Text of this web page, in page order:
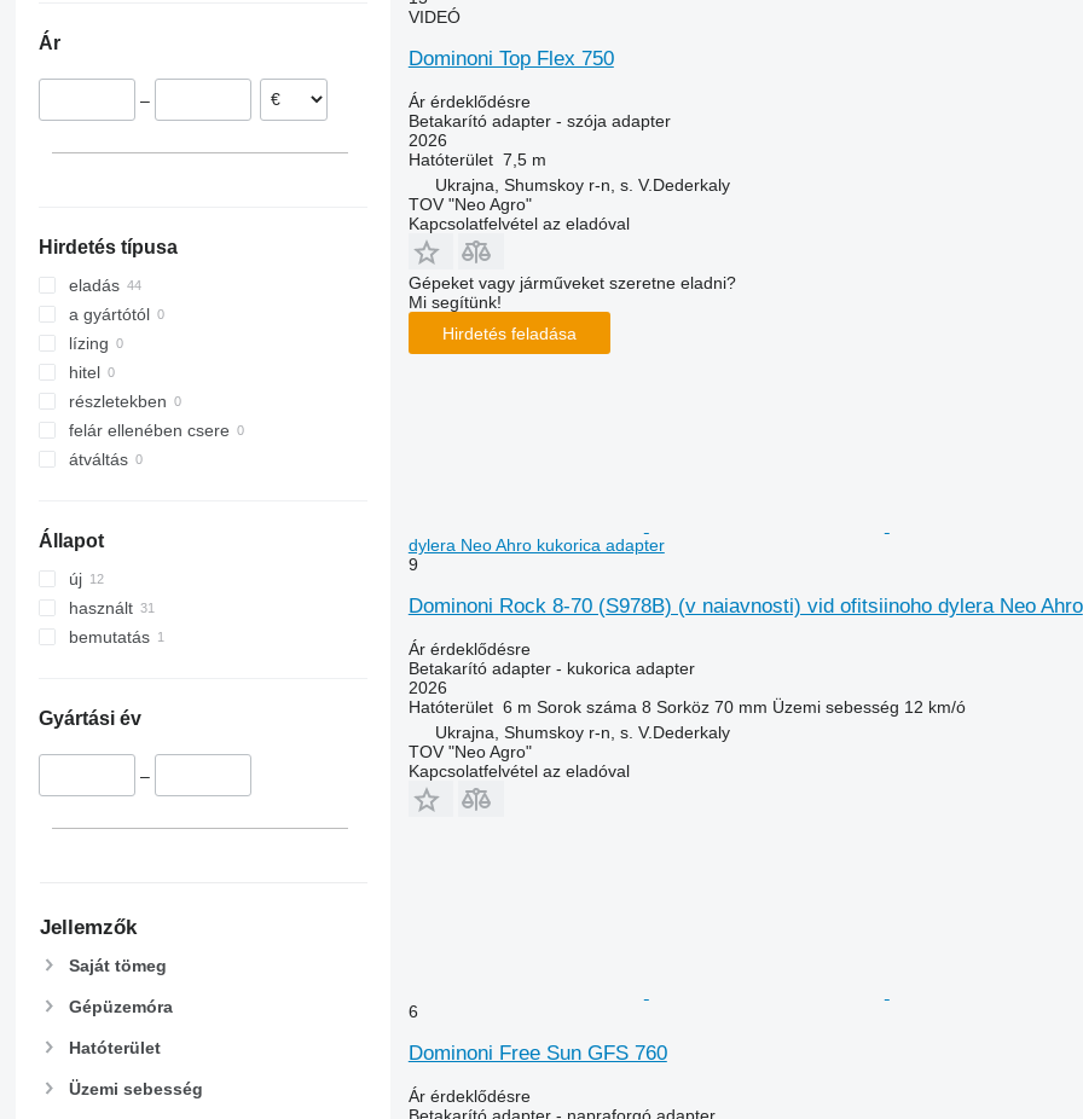
Franciaország
Khmelnytskyi
Zhytomyr
mindet mutassa
Ár
–
Hirdetés típusa
eladás
a gyártótól
lízing
hitel
részletekben
felár ellenében csere
átváltás
Állapot
új
használt
bemutatás
Gyártási év
–
Jellemzők
Saját tömeg
Gépüzemóra
Hatóterület
Üzemi sebesség
VIDEÓ
Dominoni Top Flex 750
Ár érdeklődésre
Betakarító adapter - szója adapter
2026
Hatóterület 7,5 m
Ukrajna, Shumskoy r-n, s. V.Dederkaly
TOV "Neo Agro"
Kapcsolatfelvétel az eladóval
Gépeket vagy járműveket szeretne eladni?
Mi segítünk!
Hirdetés feladása
dylera Neo Ahro kukorica adapter
9
Dominoni Rock 8-70 (S978B) (v naiavnosti) vid ofitsiinoho dylera Neo Ahro
Ár érdeklődésre
Betakarító adapter - kukorica adapter
2026
Hatóterület 6 m Sorok száma 8 Sorköz 70 mm Üzemi sebesség 12 km/ó
Ukrajna, Shumskoy r-n, s. V.Dederkaly
TOV "Neo Agro"
Kapcsolatfelvétel az eladóval
6
Dominoni Free Sun GFS 760
Ár érdeklődésre